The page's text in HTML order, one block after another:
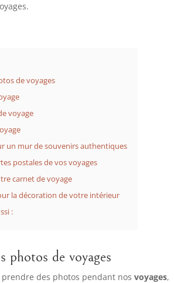
de voyages
voyage
un mur de souvenirs authentiques
postales de vos voyages
carnet de voyage
la décoration de votre intérieur
:
photos de voyages
des photos pendant nos voyages,